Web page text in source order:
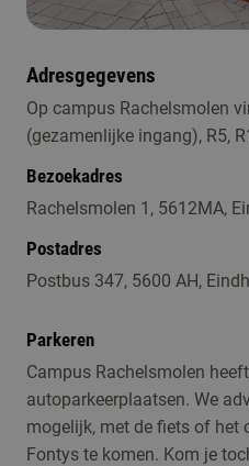
Adresgegevens
Op campus Rachelsmolen
(gezamenlijke ingang), R5,
Bezoekadres
Rachelsmolen 1, 5612MA,
Postadres
Postbus 347, 5600 AH,
Parkeren
Campus Rachelsmolen
autoparkeerplaatsen. We
mogelijk, met de fiets of het
Fontys te komen. Kom je